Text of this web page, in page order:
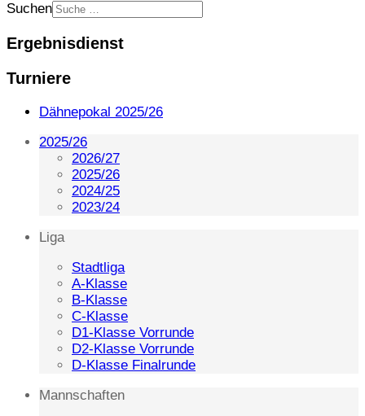
Suchen
Ergebnisdienst
Turniere
Dähnepokal 2025/26
2025/26
2026/27
2025/26
2024/25
2023/24
Liga
Stadtliga
A-Klasse
B-Klasse
C-Klasse
D1-Klasse Vorrunde
D2-Klasse Vorrunde
D-Klasse Finalrunde
Mannschaften